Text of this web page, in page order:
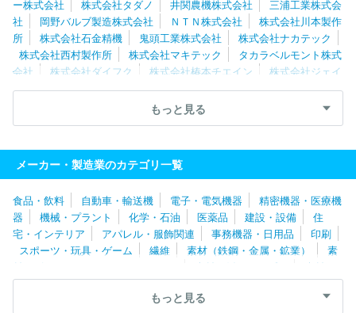
ー株式会社
株式会社タダノ 井関農機株式会社
三浦工業株式会
社
岡野バルブ製造株式会社 ＮＴＮ株式会社
株式会社川本製作
所
株式会社石金精機 鬼頭工業株式会社
株式会社ナカテック
株式会社西村製作所
株式会社マキテック
タカラベルモント株式
会社
株式会社ダイフク 株式会社椿本チエイン
株式会社ジェイ
テクト
フジテック株式会社 ＹＵＳＨＩＮ株式会社
株式会社マ
ダイキン工業株式会社 オーエスジー株式会社
岐阜精工株
式会社
ナベフーマック株式会社
オークマ株式会社
ヤマザキマザック株
式会社
カナデビア株式会社 新東工業株式会社
外爐工業株式会社
株式会社キトー 澁谷工業株式会社
株式会社
フジキカイ
エムケー精工株式会社 日研ツール株式会社
小倉ク
ラッチ株式会社
引地精工株式会社 ＮＩＴＴＯＫＵ株式会社
キ
ヤノン化成株式会社
株式会社タンガロイ
レオン自動機株式会社
栗田工業株式会社
もっと見る
メーカー・製造業のカテゴリ一覧
食品・飲料 自動車・輸送機 電子・電気機器
精密機器・医療機
器
機械・プラント 化学・石油 医薬品 建設・設備
住
宅・インテリア
アパレル・服飾関連 事務機器・日用品
印刷
スポーツ・玩具・ゲーム
繊維 素材（鉄鋼・金属・鉱業）
素
材（ゴム・ガラス・セラミックス）
素材（紙・パルプ）
素材
（その他）
農林・水産 たばこ・飼料 その他
もっと見る